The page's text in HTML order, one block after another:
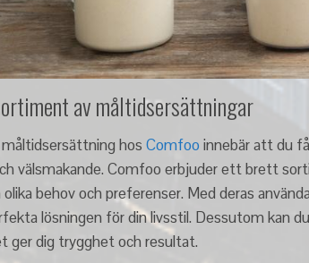
av måltidsersättningar
hos Comfoo innebär att du
välsmakande. Comfoo erbjuder ett brett
behov och preferenser. Med deras
lösningen för din livsstil. Dessutom kan
ger dig trygghet och resultat.